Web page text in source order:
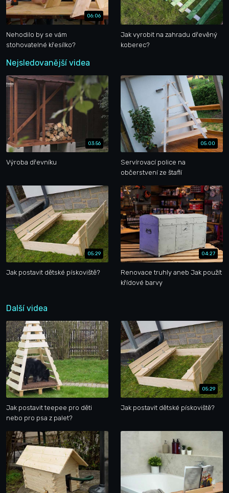
06:06
Nehodilo by se vám
stohovatelné křesílko?
Jak vyrobit na zahradu dřevěný
koberec?
Nejsledovanější videa
03:56
Výroba dřevníku
05:00
Servírovací police na
občerstvení ze štaflí
05:29
Jak postavit dětské pískoviště?
04:27
Renovace truhly aneb Jak použít
křídové barvy
Další videa
Jak postavit teepee pro děti
nebo pro psa z palet?
05:29
Jak postavit dětské pískoviště?